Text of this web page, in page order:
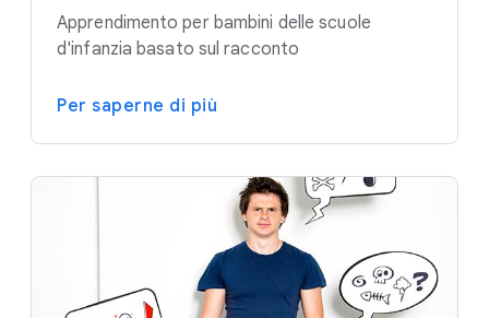
Apprendimento per bambini delle scuole
d'infanzia basato sul racconto
Per saperne di più